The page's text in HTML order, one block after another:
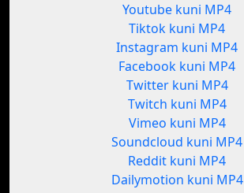
Youtube kuni MP4
Tiktok kuni MP4
Instagram kuni MP4
Facebook kuni MP4
Twitter kuni MP4
Twitch kuni MP4
Vimeo kuni MP4
Soundcloud kuni MP4
Reddit kuni MP4
Dailymotion kuni MP4